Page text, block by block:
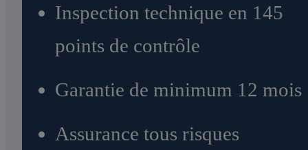
Inspection technique en 145
points de contrôle
Garantie de minimum 12 mois
Assurance tous risques